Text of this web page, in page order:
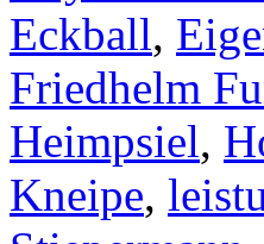
Eckball,
Friedhelm
Heimpsiel,
Kneipe,